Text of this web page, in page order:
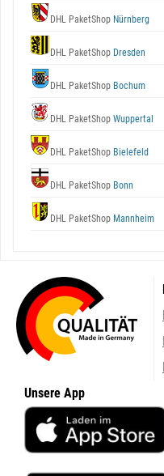
DHL PaketShop Nürnberg
DHL PaketShop Dresden
DHL PaketShop Bochum
DHL PaketShop Wuppertal
DHL PaketShop Bielefeld
DHL PaketShop Bonn
DHL PaketShop Mannheim
Unsere App